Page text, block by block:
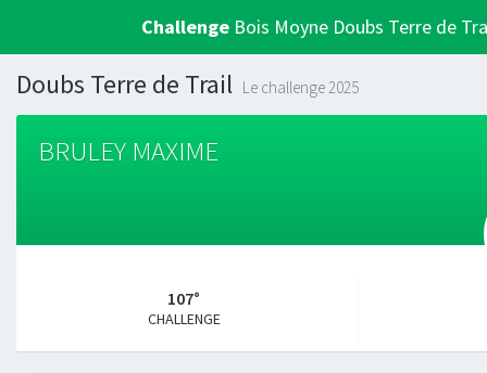
Challenge Bois Moyne Doubs Terre de
Doubs Terre de Trail Le challenge 2025
BRULEY MAXIME
107°
CHALLENGE